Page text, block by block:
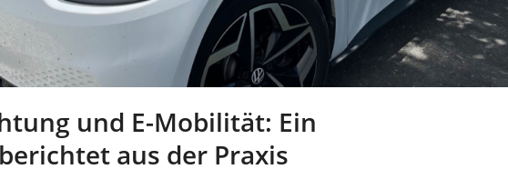
und E-Mobilität: Ein
aus der Praxis